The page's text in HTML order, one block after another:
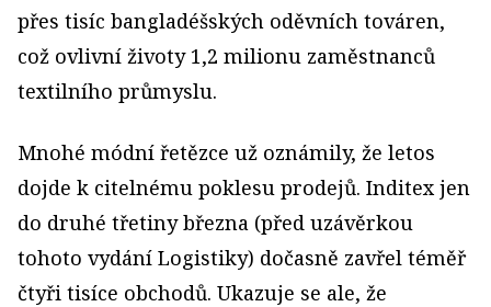
přes tisíc bangladéšských oděvních továren,
což ovlivní životy 1,2 milionu zaměstnanců
textilního průmyslu.
Mnohé módní řetězce už oznámily, že letos
dojde k citelnému poklesu prodejů. Inditex jen
do druhé třetiny března (před uzávěrkou
tohoto vydání Logistiky) dočasně zavřel téměř
čtyři tisíce obchodů. Ukazuje se ale, že